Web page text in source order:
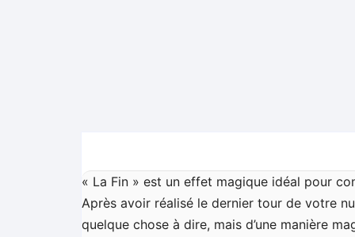
« La Fin » est un effet magique idéal pour
Après avoir réalisé le dernier tour de votre
quelque chose à dire, mais d’une manière